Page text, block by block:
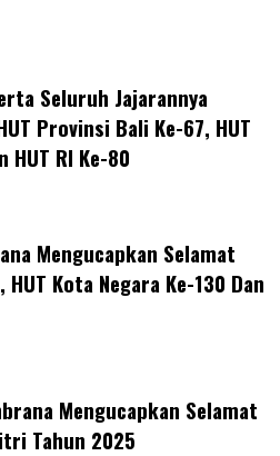
Seluruh Jajarannya
Provinsi Bali Ke-67, HUT
HUT RI Ke-80
Mengucapkan Selamat
Kota Negara Ke-130 Dan
Mengucapkan Selamat
Tahun 2025